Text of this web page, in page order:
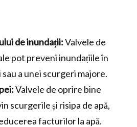
de inundații:Valvele de
pot preveni inundațiile în
a unei scurgeri majore.
Valvele de oprire bine
scurgerile și risipa de apă,
facturilor la apă.